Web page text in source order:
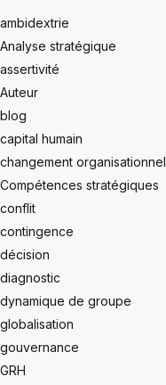
ambidextrie
Analyse stratégique
assertivité
Auteur
blog
capital humain
changement organisationnel
Compétences stratégiques
conflit
contingence
décision
diagnostic
dynamique de groupe
globalisation
gouvernance
GRH